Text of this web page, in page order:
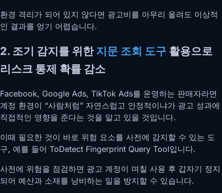
환경 격리가 되어 있지 않다면 광고비를 아무리 올려도 이상적
인 결과를 얻기 어렵습니다.
2. 조기 감지를 위한지문 조회 도구 활용으로
리스크 통제 확률 감소
Facebook, Google Ads, TikTok Ads를 운영하는 판매자라면
계정 환경이 “사람처럼” 자연스럽고 안정적이냐가 광고 성과에
직접적인 영향을 준다는 것을 알고 있을 것입니다.
이때 필요한 것이 바로 위험 요소를 사전에 감지할 수 있는 도
구, 예를 들어 ToDetect Fingerprint Query Tool입니다.
사전에 위험을 점검하면 광고 계정이 며칠 사용 후 갑자기 정지
되어 예산과 소재를 낭비하는 일을 방지할 수 있습니다.